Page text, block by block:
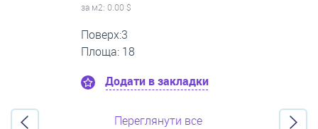
за м2: 0.00 $
Поверх:1
Площа: 19
Додати в закладки
Переглянути все